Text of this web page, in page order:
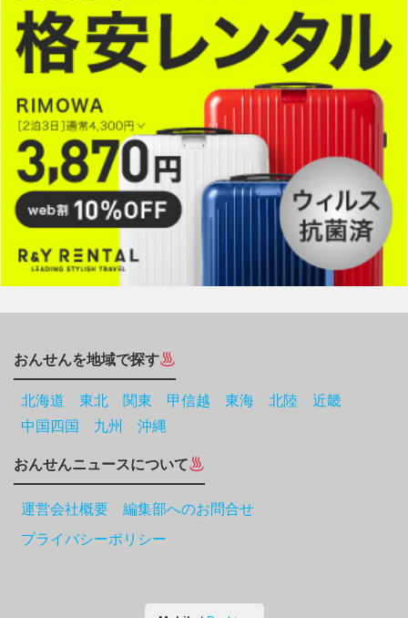
おんせんを地域で探す
北海道 東北 関東 甲信越 東海 北陸
近畿
中国四国
九州 沖縄
おんせんニュースについて
運営会社概要 編集部へのお問合せ
プライバシーポリシー